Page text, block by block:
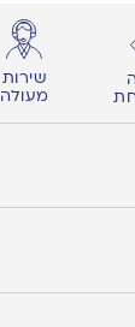
שירות
מעולה